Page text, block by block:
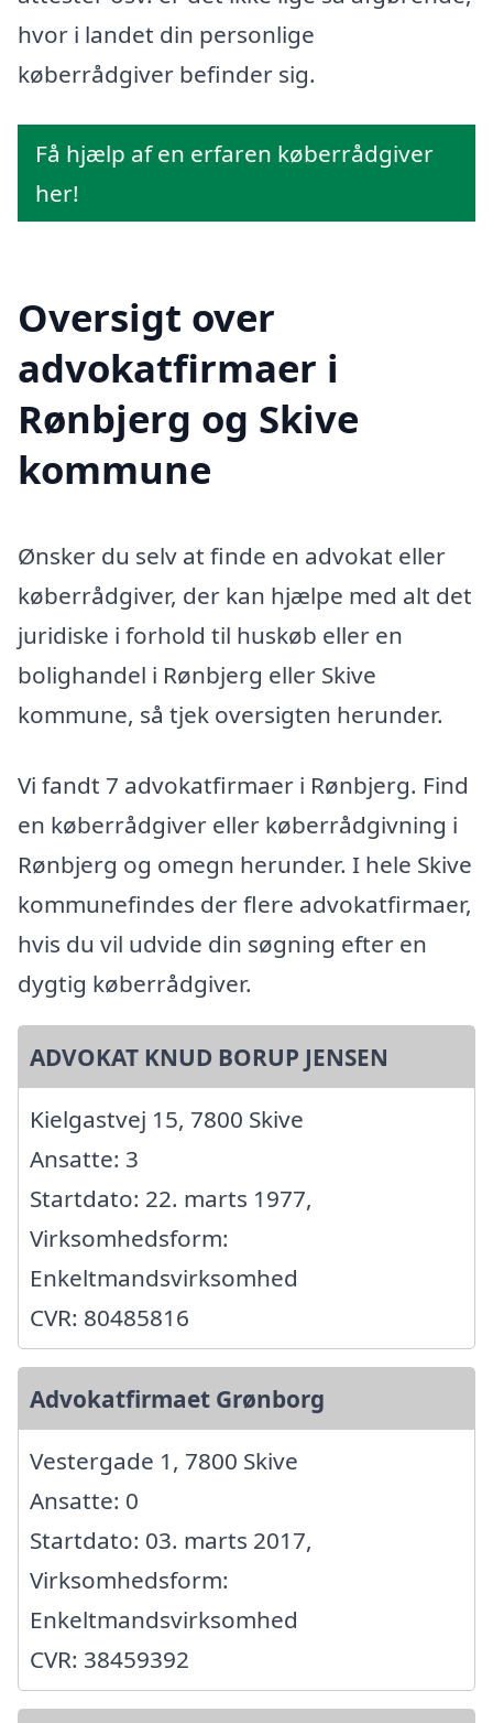
hvor i landet din personlige
køberrådgiver befinder sig.
Få hjælp af en erfaren køberrådgiver
her!
Oversigt over
advokatfirmaer i
Rønbjerg og Skive
kommune
Ønsker du selv at finde en advokat eller
køberrådgiver, der kan hjælpe med alt det
juridiske i forhold til huskøb eller en
bolighandel i Rønbjerg eller Skive
kommune, så tjek oversigten herunder.
Vi fandt 7 advokatfirmaer i Rønbjerg. Find
en køberrådgiver eller køberrådgivning i
Rønbjerg og omegn herunder. I hele Skive
kommunefindes der flere advokatfirmaer,
hvis du vil udvide din søgning efter en
dygtig køberrådgiver.
ADVOKAT KNUD BORUP JENSEN
Kielgastvej 15, 7800 Skive
Ansatte: 3
Startdato: 22. marts 1977,
Virksomhedsform:
Enkeltmandsvirksomhed
CVR: 80485816
Advokatfirmaet Grønborg
Vestergade 1, 7800 Skive
Ansatte: 0
Startdato: 03. marts 2017,
Virksomhedsform:
Enkeltmandsvirksomhed
CVR: 38459392